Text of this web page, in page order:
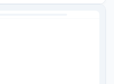
sanal bir ağaç
AI destekli bir